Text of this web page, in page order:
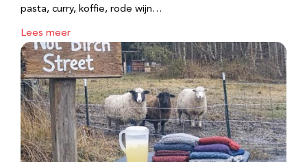
pasta, curry, koffie, rode wijn…
Lees meer